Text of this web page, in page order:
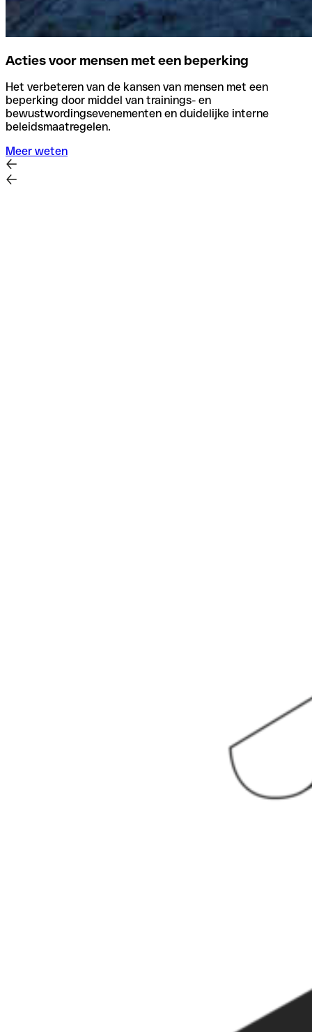
Acties voor mensen met een beperking
Het verbeteren van de kansen van mensen met een
beperking door middel van trainings- en
bewustwordingsevenementen en duidelijke interne
beleidsmaatregelen.
Meer weten